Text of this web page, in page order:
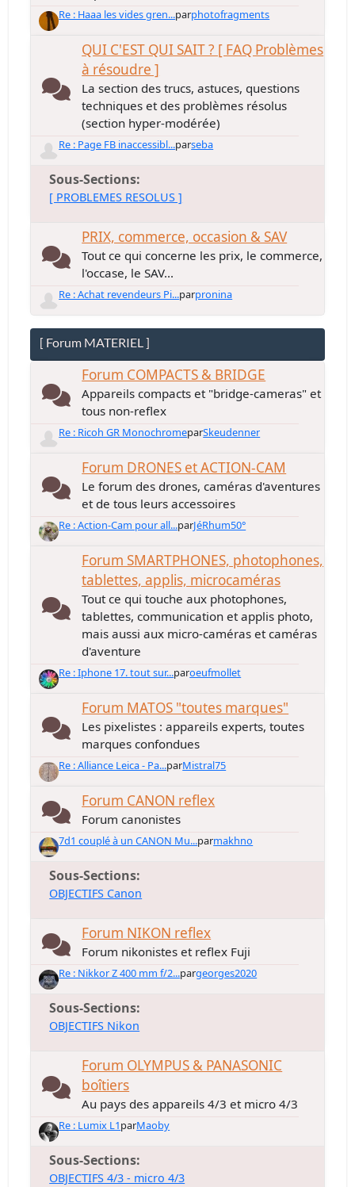
Re : Haaa les vides gren...parphotofragments
QUI C'EST QUI SAIT ? [ FAQ Problèmes
à résoudre ]
La section des trucs, astuces, questions
techniques et des problèmes résolus
(section hyper-modérée)
Re : Page FB inaccessibl...parseba
Sous-Sections
[ PROBLEMES RESOLUS ]
PRIX, commerce, occasion & SAV
Tout ce qui concerne les prix, le commerce,
l'occase, le SAV...
Re : Achat revendeurs Pi...parpronina
[ Forum MATERIEL ]
Forum COMPACTS & BRIDGE
Appareils compacts et "bridge-cameras" et
tous non-reflex
Re : Ricoh GR MonochromeparSkeudenner
Forum DRONES et ACTION-CAM
Le forum des drones, caméras d'aventures
et de tous leurs accessoires
Re : Action-Cam pour all...parJéRhum50°
Forum SMARTPHONES, photophones,
tablettes, applis, microcaméras
Tout ce qui touche aux photophones,
tablettes, communication et applis photo,
mais aussi aux micro-caméras et caméras
d'aventure
Re : Iphone 17. tout sur...paroeufmollet
Forum MATOS "toutes marques"
Les pixelistes : appareils experts, toutes
marques confondues
Re : Alliance Leica - Pa...parMistral75
Forum CANON reflex
Forum canonistes
7d1 couplé à un CANON Mu...parmakhno
Sous-Sections
OBJECTIFS Canon
Forum NIKON reflex
Forum nikonistes et reflex Fuji
Re : Nikkor Z 400 mm f/2...pargeorges2020
Sous-Sections
OBJECTIFS Nikon
Forum OLYMPUS & PANASONIC
boîtiers
Au pays des appareils 4/3 et micro 4/3
Re : Lumix L1parMaoby
Sous-Sections
OBJECTIFS 4/3 - micro 4/3